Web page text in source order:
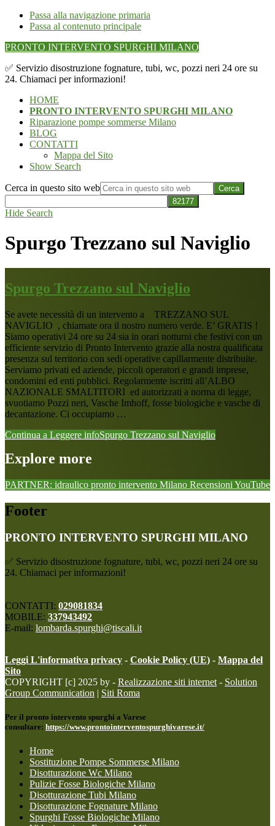
Passa alla navigazione primaria
Passa al contenuto principale
PRONTO INTERVENTO SPURGHI MILANO
✅ Servizio disostruzione fognature, tubi, wc, pozzi neri 24 ore su
24. Chiamaci per informazioni!
HOME
PRONTO INTERVENTO SPURGHI MILANO
Riparazione pompe sommerse Milano
BLOG
CONTATTI
Mappa del Sito
Show Search
Cerca in questo sito web
Hide Search
Spurgo Trezzano sul Naviglio
Spurgo Trezzano sul Naviglio
Se avete necessità di un intervento a TREZZANO SUL
NAVIGLIO , chiamate ora il nostro numero verde. E’ GRATIS !
Siamo operativi 24 ore su 24 sia in orari notturni che festivi con un
efficiente servizio di Pronto Intervento grazie alla nostra qualificata
presenza sul territorio con sedi operative capillarmente distribuite.
Serviamo privati ed aziende, piccoli operatori e grandi imprese,
condomini ed enti pubblici. Regolarmente iscritti all’ALBO
NAZIONALE SMALTITORI ed autorizzati a norma di legge,
svuotiamo Pozzi neri, Vasche Imhoff, fosse biologiche e vasche di
decantazione. Ci occupiamo …
Continua a Leggere infoSpurgo Trezzano sul Naviglio
Explore more
PARTNER: idraulico pronto intervento Milano Recensioni YouTube
Footer
PRONTO INTERVENTO SPURGHI MILANO
✅ Servizio disostruzione fognature, tubi, wc, pozzi neri 24 ore su
24. Chiamaci per informazioni!
CONTATTI: 029081834
MOBILE: 337943492
E-mail: lombarda.spurghi@tiscali.it
Leggi L'informativa privacy - Cookie Policy (UE) - Mappa del
Sito
COPYRIGHT [c] 2025 by - Realizzazione siti internet - Solution
Group Communication | Siti Roma
Per il pronto intervento spurghi a Varese
consultare: https://www.prontointerventospurghivarese.it/
Home
Sostituzione Pompe Sommerse Milano
Disotturazione Wc Milano
Pulizie Fosse Biologiche Milano
Disotturazione Tubi Milano
Disotturazione Fognature Milano
Spurghi Fosse Biologiche Milano